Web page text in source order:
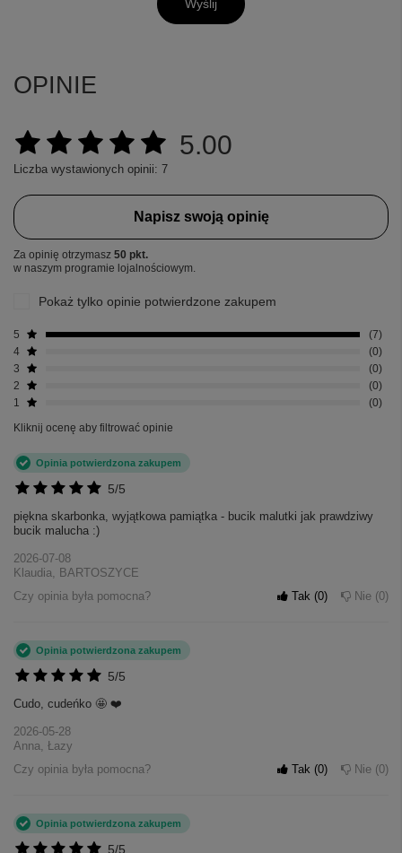
Wyślij
OPINIE
5.00
Liczba wystawionych opinii: 7
Napisz swoją opinię
Za opinię otrzymasz 50 pkt.
w naszym programie lojalnościowym.
Pokaż tylko opinie potwierdzone zakupem
5
7
4
0
3
0
2
0
1
0
Kliknij ocenę aby filtrować opinie
5/5
Opinia potwierdzona zakupem
piękna skarbonka, wyjątkowa pamiątka - bucik malutki jak prawdziwy
bucik malucha :)
2026-07-08
Klaudia, BARTOSZYCE
Czy opinia była pomocna?
Tak 0 Nie 0
5/5
Opinia potwierdzona zakupem
Cudo, cudeńko 🤩 ❤️
2026-05-28
Anna, Łazy
Czy opinia była pomocna?
Tak 0 Nie 0
5/5
Opinia potwierdzona zakupem